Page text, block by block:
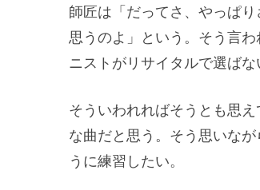
師匠は「だってさ、やっぱ
思うのよ」という。そう言
ニストがリサイタルで選ば
そういわれればそうとも思
な曲だと思う。そう思いな
うに練習したい。